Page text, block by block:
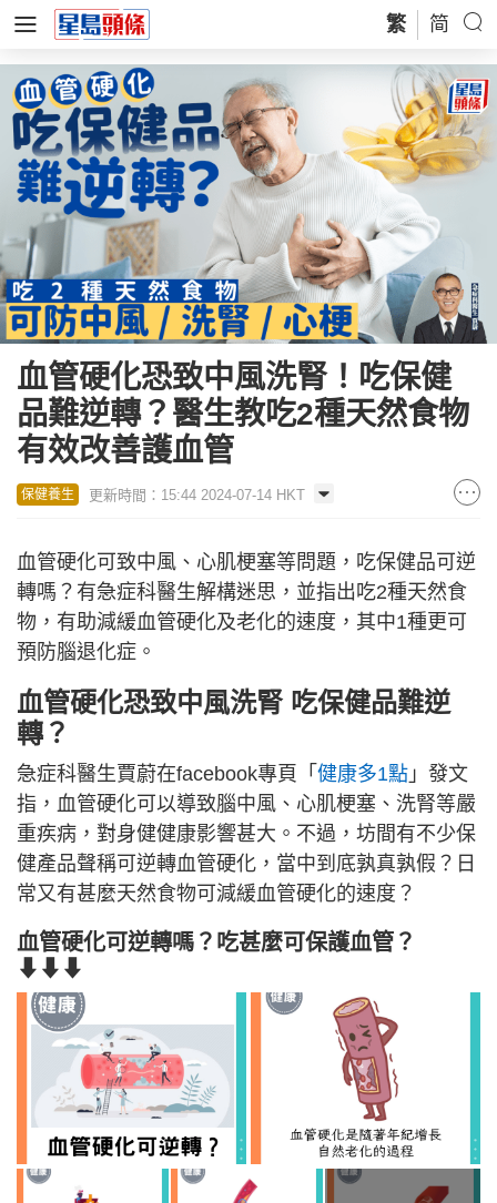
繁 简
血管硬化恐致中風洗腎！吃保健
品難逆轉？醫生教吃2種天然食物
有效改善護血管
保健養生 更新時間：15:44 2024-07-14 HKT
血管硬化可致中風、心肌梗塞等問題，吃保健品可逆
轉嗎？有急症科醫生解構迷思，並指出吃2種天然食
物，有助減緩血管硬化及老化的速度，其中1種更可
預防腦退化症。
血管硬化恐致中風洗腎 吃保健品難逆
轉？
急症科醫生賈蔚在facebook專頁「 健康多1點 」發文
指，血管硬化可以導致腦中風、心肌梗塞、洗腎等嚴
重疾病，對身健健康影響甚大。不過，坊間有不少保
健產品聲稱可逆轉血管硬化，當中到底孰真孰假？日
常又有甚麼天然食物可減緩血管硬化的速度？
血管硬化可逆轉嗎？吃甚麼可保護血管？
⬇⬇⬇